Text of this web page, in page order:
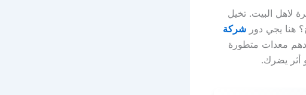
لاهل البيت. تخيل
هنا يجي دور شركة
معدات متطورة
أثر يضرك.